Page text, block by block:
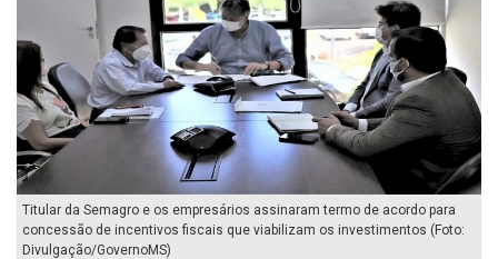
Titular da Semagro e os empresários assinaram termo de acordo para
concessão de incentivos fiscais que viabilizam os investimentos (Foto:
Divulgação/GovernoMS)